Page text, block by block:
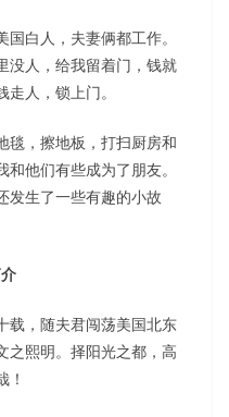
白人，夫妻俩都工作。
没人，给我留着门，钱就
人，锁上门。
毯，擦地板，打扫厨房和
他们有些成为了朋友。
发生了一些有趣的小故
载，随夫君闯荡美国北东
之熙明。择阳光之都，高
！